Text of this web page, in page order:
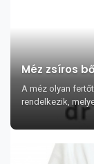
Méz zsíros
A méz olyan
rendelkezik,